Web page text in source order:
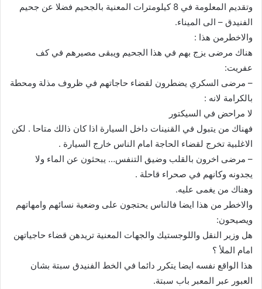
وتقديم المعلومة في 8 كيلومترات المعنية بالجحيم فضلا عن جحيم
الفنيدق – الى الميناء.
والاخطرمن هذا :
هناك مرضى يزج بهم في هذا الجحيم ويبقى مصيرهم في كف
عفريت:
– مرضى السكري يضطرون لقضاء حاجاتهم في ظروف مذلة ومحطة
بالكرامة لانه :
لا مراحض في السيكتور
فهناك من يتبول في القنينات داخل السيارة اذا كان ذالك متاحا . لكن
الاغلبية تخرج لقضاء الحاجة امام الناس خارج السيارة .
– مرضى اخرون بالقلب وضيق التنفس… يبحثون عن الماء ولا
يجدونه وكانهم في صحراء قاحلة .
وهناك من يغمى عليه.
والاخطر من هذا ايضا فالناس يحتجون على وضعية نسائهم وامهاتهم
ويصيحون:
هل وزير النقل واللوجستيك والجهات المعنية تريدهن قضاء حاجياتهن
امام الملأ ؟
هذا الواقع نفسه ايضا يتكرر دائما في الخط الفنيدق سبتة بشان
العبور عبر المعبر باب سبتة.